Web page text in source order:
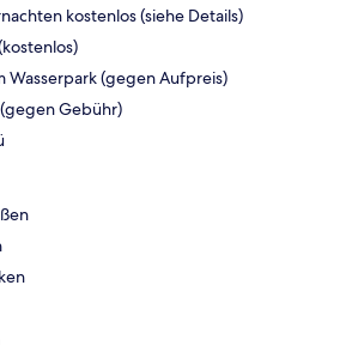
kostenlos (siehe Details)
Wasserpark (gegen Aufpreis)
Gebühr)